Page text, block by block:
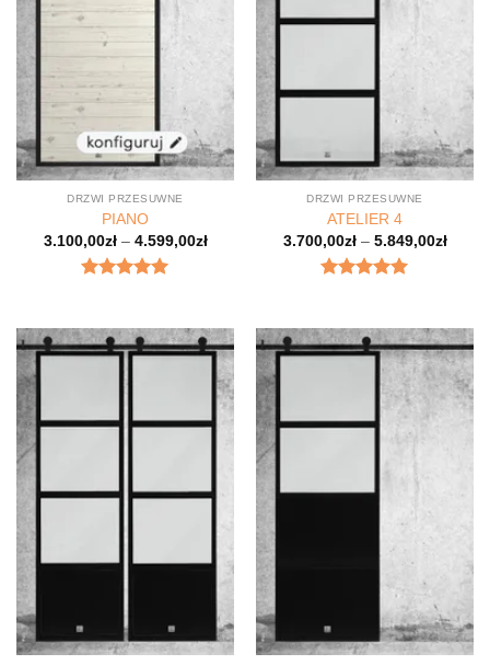
DRZWI PRZESUWNE
PIANO
3.100,00zł– 4.599,00zł
DRZWI PRZESUWNE
ATELIER 4
3.700,00zł– 5.849,00zł